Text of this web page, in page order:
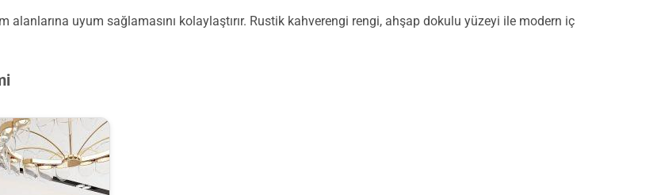
alanlarına uyum sağlamasını kolaylaştırır. Rustik kahverengi rengi, ahşap dokulu yüzeyi ile modern iç